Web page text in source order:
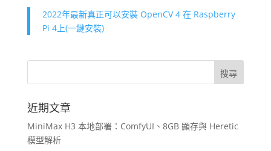
2022年最新真正可以安裝 OpenCV 4 在 Raspberry
Pi 4上(一鍵安裝)
近期文章
MiniMax H3 本地部署：ComfyUI、8GB 顯存與 Heretic
模型解析